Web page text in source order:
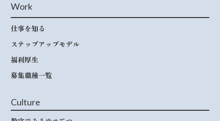
Work
仕事を知る
ステップアップモデル
福利厚生
募集職種一覧
Culture